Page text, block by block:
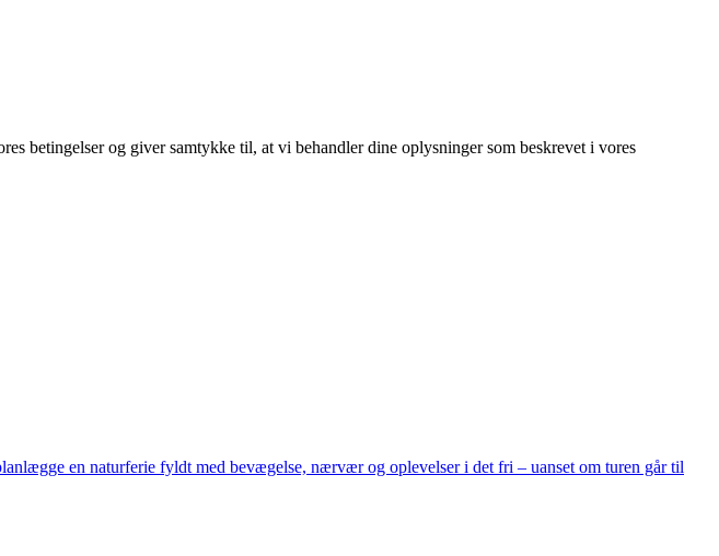
betingelser og giver samtykke til, at vi behandler dine oplysninger som beskrevet i vores
en naturferie fyldt med bevægelse, nærvær og oplevelser i det fri – uanset om turen går til